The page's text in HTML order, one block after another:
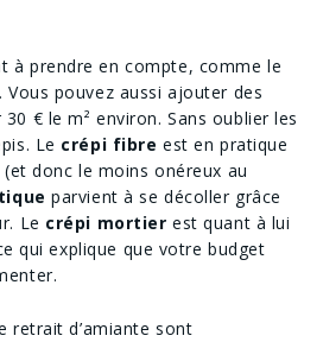
à prendre en compte, comme le
pouvez aussi ajouter des
€ le m² environ. Sans oublier les
Le crépi fibre est en pratique
donc le moins onéreux au
parvient à se décoller grâce
Le crépi mortier est quant à lui
qui explique que votre budget
retrait d’amiante sont